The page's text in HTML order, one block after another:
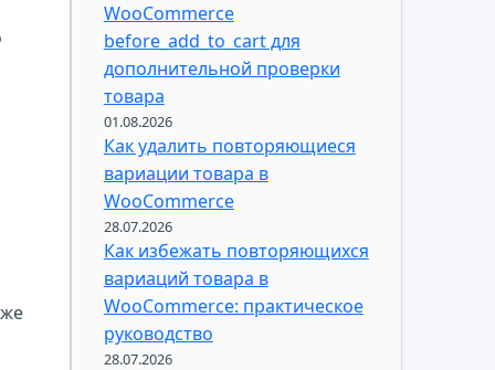
WooCommerce
before_add_to_cart для
дополнительной проверки
товара
01.08.2026
Как удалить повторяющиеся
вариации товара в
WooCommerce
28.07.2026
Как избежать повторяющихся
вариаций товара в
WooCommerce: практическое
руководство
28.07.2026